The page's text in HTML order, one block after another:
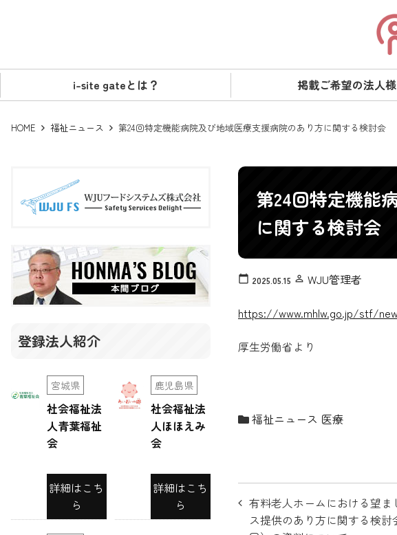
i-site gateとは？ 掲載ご希望の法人様
HOME 福祉ニュース 第24回特定機能病院及び地域医療支援病院のあり方に関する検討会
第24回特定機能
に関する検討会
calendar_today 2025.05.15 person_outline WJU管理者
https://www.mhlw.go.jp/stf/
厚生労働省より
福祉ニュース 医療
投
稿
有料老人ホームにおける望ま
ス提供のあり方に関する検討
登録法人紹介
宮城県
社会福祉法
人青葉福祉
会
詳細はこち
ら
鹿児島県
社会福祉法
人ほほえみ
会
詳細はこち
ら